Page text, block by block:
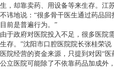
生，却靠卖药、用设备等来生存。江
不讳地说：“很多骨干医生通过药品回
目前是普遍行为。”
由于政府对医院投入不足，很多医院
生存。”沈阳市口腔医院院长张桂荣
医院经营的资金来源，只提到对因“
公立医院可能除了不依靠药品加成外